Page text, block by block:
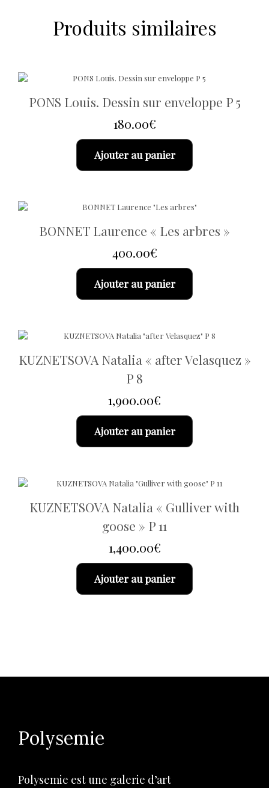
Produits similaires
PONS Louis. Dessin sur enveloppe P 5
180.00€
Ajouter au panier
BONNET Laurence « Les arbres »
400.00€
Ajouter au panier
KUZNETSOVA Natalia « after Velasquez »
P 8
1,900.00€
Ajouter au panier
KUZNETSOVA Natalia « Gulliver with
goose » P 11
1,400.00€
Ajouter au panier
Polysemie
Polysemie est une galerie d’art